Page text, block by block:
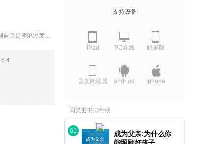
自己是否陷过度讨
6.4
支持设备
iPad PC在线 触屏版
国文阅读器 andriod iphone
同类图书排行榜
01
成为父亲:为什么你